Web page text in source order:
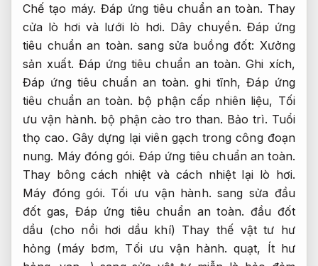
Chế tạo máy. Đáp ứng tiêu chuẩn an toàn. Thay
cửa lò hơi và lưới lò hơi. Dây chuyền. Đáp ứng
tiêu chuẩn an toàn. sang sửa buồng đốt: Xưởng
sản xuất. Đáp ứng tiêu chuẩn an toàn. Ghi xích,
Đáp ứng tiêu chuẩn an toàn. ghi tĩnh,Đáp ứng
tiêu chuẩn an toàn. bộ phận cấp nhiên liệu, Tối
ưu vận hành. bộ phận cào tro than. Bảo trì. Tuổi
thọ cao. Gây dựng lại viên gạch trong công đoạn
nung. Máy đóng gói. Đáp ứng tiêu chuẩn an toàn.
Thay bông cách nhiệt và cách nhiệt lại lò hơi.
Máy đóng gói. Tối ưu vận hành. sang sửa đầu
đốt gas,Đáp ứng tiêu chuẩn an toàn. đầu đốt
dầu (cho nồi hơi dầu khí) Thay thế vật tư hư
hỏng (máy bơm, Tối ưu vận hành. quạt, Ít hư